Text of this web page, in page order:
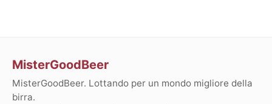
MisterGoodBeer
MisterGoodBeer. Lottando per un mondo migliore della
birra.